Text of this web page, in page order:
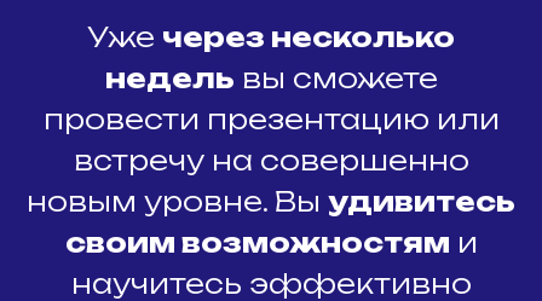
Уже через несколько
недель вы сможете
провести презентацию или
встречу на совершенно
новым уровне. Вы удивитесь
своим возможностям и
научитесь эффективно